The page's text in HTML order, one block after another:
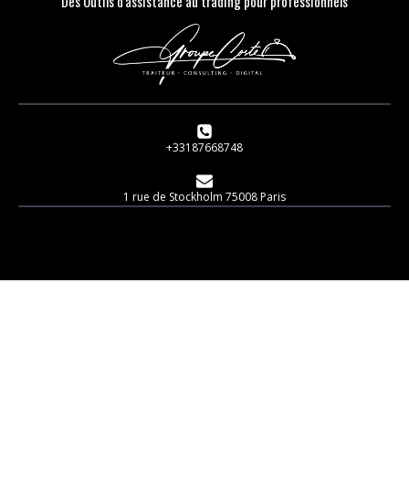
+33187668748
1 rue de Stockholm 75008 Paris